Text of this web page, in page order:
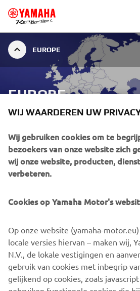
EUROPE
EUROPE
EUROPE
Wahlerstr. 10
40472 Düsseldorf, Germany
Mrs. Chiyo Kubota
Tel.: +49 211 41 58 226
Email:
robot@seika-germany.com
WIJ WAARDEREN UW
Wij gebruiken cookies om te
bezoekers van onze website zich
wij onze website, producten,
verbeteren.
Cookies op Yamaha Motor's
Op onze website (yamaha-
locale versies hiervan – maken wij,
N.V., de lokale vestigingen en
gebruik van cookies met inbegrip
gelijkend op cookies, zoals